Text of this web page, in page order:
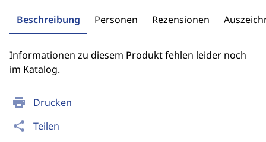
print Drucken
share Teilen
Beschreibung Personen Rezensionen
Informationen zu diesem Produkt fehlen leider noch
im Katalog.